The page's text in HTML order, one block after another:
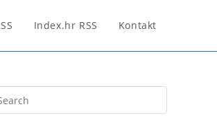
Index.hr RSS Kontakt
Escape